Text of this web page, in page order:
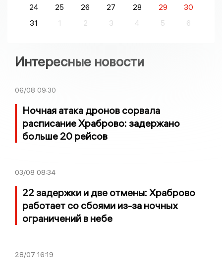
24
25 26 27 28 29
30
31
1 2 3 4 5 6
Интересные новости
06/08 09:30
Ночная атака дронов сорвала
расписание Храброво: задержано
больше 20 рейсов
03/08 08:34
22 задержки и две отмены: Храброво
работает со сбоями из-за ночных
ограничений в небе
28/07 16:19